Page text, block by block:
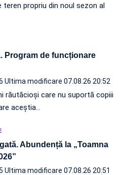
teren propriu din noul sezon al
Program de funcționare
Ultima modificare 07.08.26 20:52
răutăcioși care nu suportă copiii
aceștia…
Abundență la „Toamna
Ultima modificare 07.08.26 20:51